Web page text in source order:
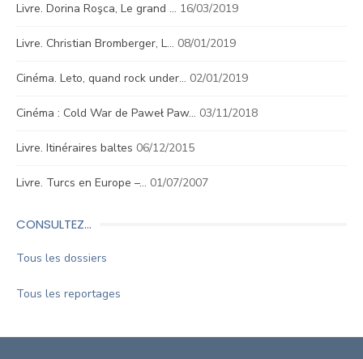
Livre. Dorina Roşca, Le grand … 16/03/2019
Livre. Christian Bromberger, L… 08/01/2019
Cinéma. Leto, quand rock under… 02/01/2019
Cinéma : Cold War de Paweł Paw… 03/11/2018
Livre. Itinéraires baltes 06/12/2015
Livre. Turcs en Europe –… 01/07/2007
CONSULTEZ…
Tous les dossiers
Tous les reportages